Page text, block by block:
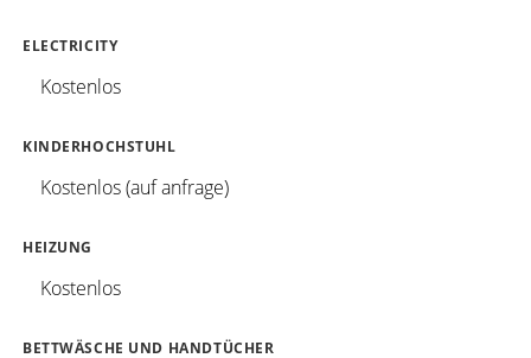
ELECTRICITY
Kostenlos
KINDERHOCHSTUHL
Kostenlos (auf anfrage)
HEIZUNG
Kostenlos
BETTWÄSCHE UND HANDTÜCHER